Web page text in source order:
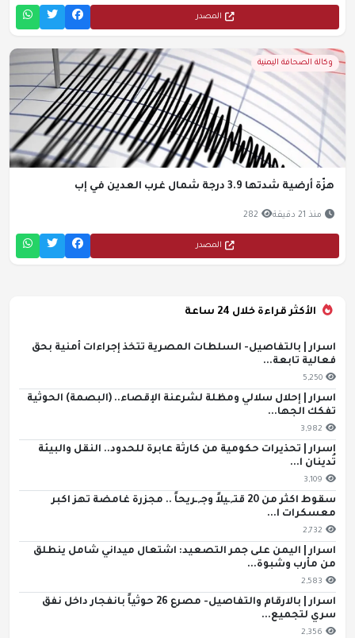
المصدر
وكالة الصحافة اليمنية
هزّة أرضية شدتها 3.9 درجة شمال غرب العدين في إب
منذ 21 دقيقة 282
المصدر
الأكثر قراءة خلال 24 ساعة
اسرار | بالتفاصيل- السلطات المصرية تتخذ إجراءات أمنية بحق
فعالية تابعة...
5,250
اسرار | إحلال سلالي ومظلة لشرعنة الإقصاء.. (البصمة) الحوثية
تفكك الجها...
3,982
اسرار | تحذيرات حكومية من كارثة عابرة للحدود.. النقل والبيئة
تُدينان ا...
3,109
سقوط اكثر من 20 قتـ,ـيلاً وجـ,ـريحاً .. مجزرة غامضة تهز اكبر
معسكرات ا...
2,732
اسرار | اليمن على جمر التصعيد: اشتعال ميداني شامل ينطلق
من مأرب وشبوة...
2,583
اسرار | بالارقام والتفاصيل- مصرع 26 حوثياً بانفجار داخل نفق
سري لتجميع...
2,356